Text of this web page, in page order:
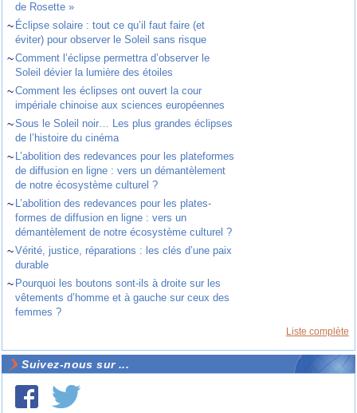
de Rosette »
~ Éclipse solaire : tout ce qu’il faut faire (et
éviter) pour observer le Soleil sans risque
~Comment l’éclipse permettra d’observer le
Soleil dévier la lumière des étoiles
~Comment les éclipses ont ouvert la cour
impériale chinoise aux sciences européennes
~Sous le Soleil noir… Les plus grandes éclipses
de l’histoire du cinéma
~ L’abolition des redevances pour les plateformes
de diffusion en ligne : vers un démantèlement
de notre écosystème culturel ?
~ L’abolition des redevances pour les plates-
formes de diffusion en ligne : vers un
démantèlement de notre écosystème culturel ?
~Vérité, justice, réparations : les clés d’une paix
durable
~ Pourquoi les boutons sont-ils à droite sur les
vêtements d’homme et à gauche sur ceux des
femmes ?
Liste complète
Suivez-nous sur ...